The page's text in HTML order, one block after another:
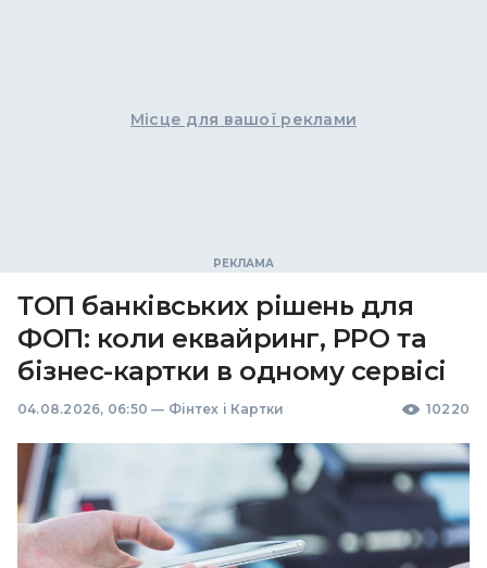
Місце для вашої реклами
ТОП банківських рішень для
ФОП: коли еквайринг, РРО та
бізнес-картки в одному сервісі
04.08.2026, 06:50 — Фінтех і Картки 10220